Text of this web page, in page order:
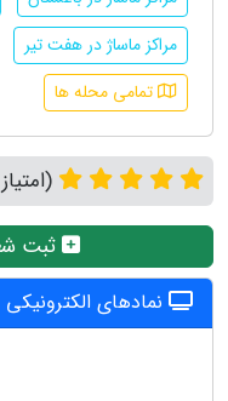
مراکز ماساژ در هفت تیر
تمامی محله ها
(امتیاز 4.6 | 8143 رای)
ثبت
نمادهای الکترونیکی